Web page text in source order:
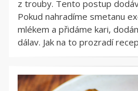
z trouby. Tento postup
Pokud nahradíme smetanu
mlékem a přidáme kari,
dálav. Jak na to prozradí